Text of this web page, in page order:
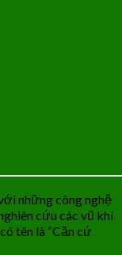
những công nghệ
cứu các vũ khí
tên là “Căn cứ